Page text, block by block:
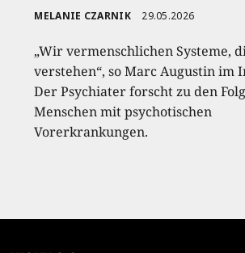
MELANIE CZARNIK 29.05.2026
„Wir vermenschlichen Systeme,
verstehen“, so Marc Augustin im
Der Psychiater forscht zu den
Menschen mit psychotischen
Vorerkrankungen.